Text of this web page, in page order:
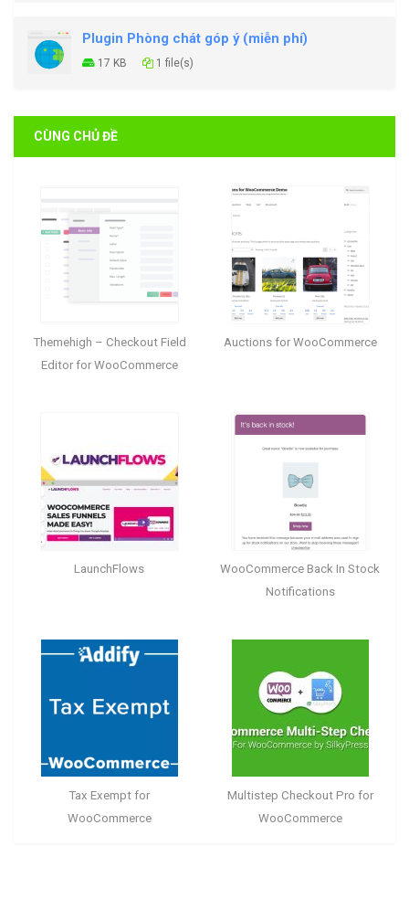
Plugin Phòng chát góp ý (miễn phí)
17 KB 1 file(s)
CÙNG CHỦ ĐỀ
Themehigh – Checkout Field
Editor for WooCommerce
Auctions for WooCommerce
LaunchFlows
WooCommerce Back In Stock
Notifications
Tax Exempt for
WooCommerce
Multistep Checkout Pro for
WooCommerce